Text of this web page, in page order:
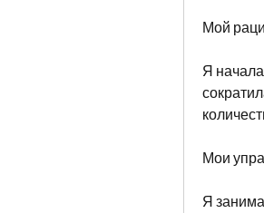
Мой
Я начала
Мои
Я